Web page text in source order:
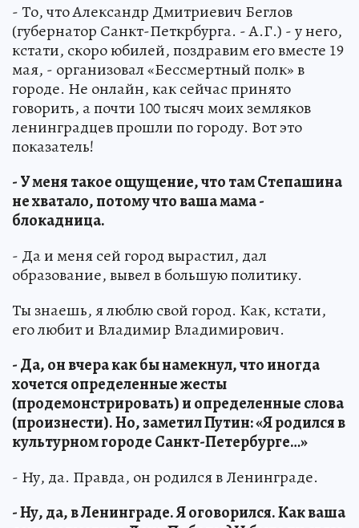
- То, что Александр Дмитриевич Беглов
(губернатор Санкт-Петкрбурга. - А.Г.) - у него,
кстати, скоро юбилей, поздравим его вместе 19
мая, - организовал «Бессмертный полк» в
городе. Не онлайн, как сейчас принято
говорить, а почти 100 тысяч моих земляков
ленинградцев прошли по городу. Вот это
показатель!
- У меня такое ощущение, что там Степашина
не хватало, потому что ваша мама -
блокадница.
- Да и меня сей город вырастил, дал
образование, вывел в большую политику.
Ты знаешь, я люблю свой город. Как, кстати,
его любит и Владимир Владимирович.
- Да, он вчера как бы намекнул, что иногда
хочется определенные жесты
(продемонстрировать) и определенные слова
(произнести). Но, заметил Путин: «Я родился в
культурном городе Санкт-Петербурге…»
- Ну, да. Правда, он родился в Ленинграде.
- Ну, да, в Ленинграде. Я оговорился. Как ваша